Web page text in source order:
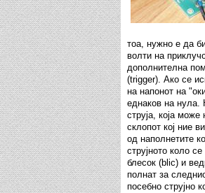
тоа, нужно е да
волти на
дополнителна
(trigger). Ако се
на напонот на
еднаков на нула.
струја, која може
склопот кој ние
од наполнетите
струјното коло
блесок (blic) и
полнат за
посебно струјно